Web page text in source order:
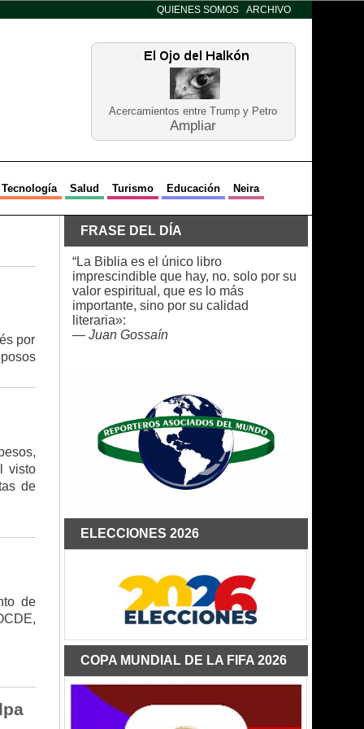
QUIENES SOMOS ARCHIVO
Acercamientos entre Trump y Petro
Ampliar
Tecnología Salud Turismo Educación Neira
por
visto
de
de
FRASE DEL DÍA
“La Biblia es el único libro
imprescindible que hay, no. solo por su
valor espiritual, que es lo más
importante, sino por su calidad
literaria»:
— Juan Gossaín
ELECCIONES 2026
COPA MUNDIAL DE LA FIFA 2026